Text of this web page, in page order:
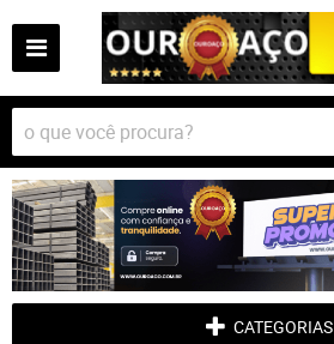
CATEGORIAS